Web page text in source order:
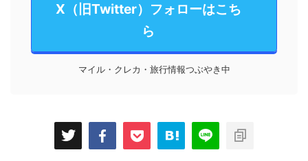
X（旧Twitter）フォローはこち
ら
マイル・クレカ・旅行情報つぶやき中